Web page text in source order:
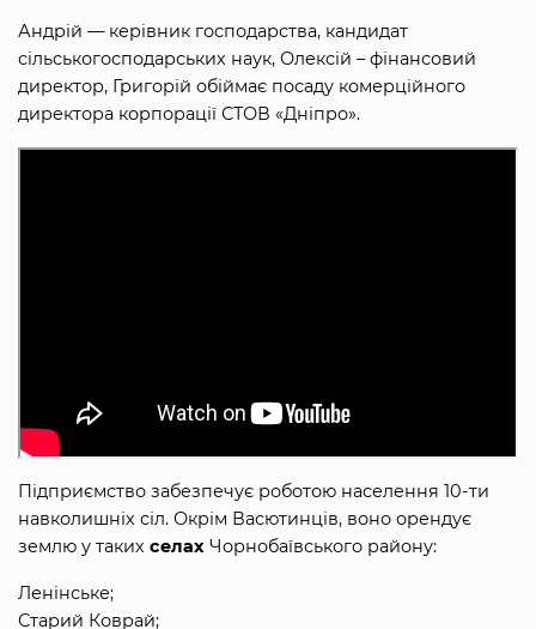
Андрій — керівник господарства, кандидат
сільськогосподарських наук, Олексій – фінансовий
директор, Григорій обіймає посаду комерційного
директора корпорації СТОВ «Дніпро».
Підприємство забезпечує роботою населення 10-ти
навколишніх сіл. Окрім Васютинців, воно орендує
землю у таких селах Чорнобаївського району:
Ленінське;
Старий Коврай;